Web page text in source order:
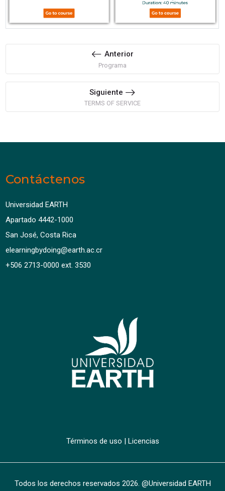
Anterior
Programa
Siguiente
TERMS OF SERVICE
Contáctenos
Universidad EARTH
Apartado 4442-1000
San José, Costa Rica
elearningbydoing@earth.ac.cr
+506 2713-0000 ext. 3530
Términos de uso Licencias
Todos los derechos reservados 2026. @Universidad EARTH